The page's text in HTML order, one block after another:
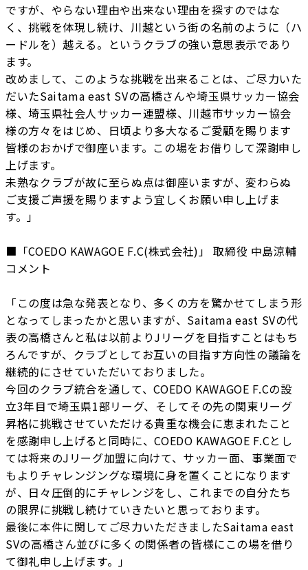
ですが、やらない理由や出来ない理由を探すのではな
く、挑戦を体現し続け、川越という街の名前のように（ハ
ードルを）越える。というクラブの強い意思表示であり
ます。
改めまして、このような挑戦を出来ることは、ご尽力いた
だいたSaitama east SVの高橋さんや埼玉県サッカー協会
様、埼玉県社会人サッカー連盟様、川越市サッカー協会
様の方々をはじめ、日頃より多大なるご愛顧を賜ります
皆様のおかげで御座います。この場をお借りして深謝申し
上げます。
未熟なクラブが故に至らぬ点は御座いますが、変わらぬ
ご支援ご声援を賜りますよう宜しくお願い申し上げま
す。」
■「COEDO KAWAGOE F.C(株式会社)」 取締役 中島涼輔
コメント
「この度は急な発表となり、多くの方を驚かせてしまう形
となってしまったかと思いますが、Saitama east SVの代
表の高橋さんと私は以前よりJリーグを目指すことはもち
ろんですが、クラブとしてお互いの目指す方向性の議論を
継続的にさせていただいておりました。
今回のクラブ統合を通して、COEDO KAWAGOE F.Cの設
立3年目で埼玉県1部リーグ、そしてその先の関東リーグ
昇格に挑戦させていただける貴重な機会に恵まれたこと
を感謝申し上げると同時に、COEDO KAWAGOE F.Cとし
ては将来のJリーグ加盟に向けて、サッカー面、事業面で
もよりチャレンジングな環境に身を置くことになります
が、日々圧倒的にチャレンジをし、これまでの自分たち
の限界に挑戦し続けていきたいと思っております。
最後に本件に関してご尽力いただきましたSaitama east
SVの高橋さん並びに多くの関係者の皆様にこの場を借り
て御礼申し上げます。」